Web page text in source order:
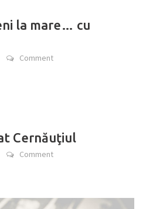
la mare… cu
Comment
Cernăuţiul
Comment